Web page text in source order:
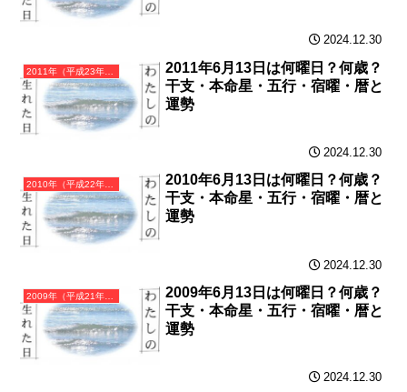
2024.12.30
2011年（平成23年）辛卯（かのとう）・卯年（うさぎ年）カレンダー（月曜はじまり）
2011年6月13日は何曜日？何歳？
干支・本命星・五行・宿曜・暦と
運勢
2024.12.30
2010年（平成22年）庚寅（かのえとら）・寅年（とら年）カレンダー（月曜はじまり）
2010年6月13日は何曜日？何歳？
干支・本命星・五行・宿曜・暦と
運勢
2024.12.30
2009年（平成21年）己丑（つちのとうし）・丑年（うし年）カレンダー（月曜はじまり）
2009年6月13日は何曜日？何歳？
干支・本命星・五行・宿曜・暦と
運勢
2024.12.30